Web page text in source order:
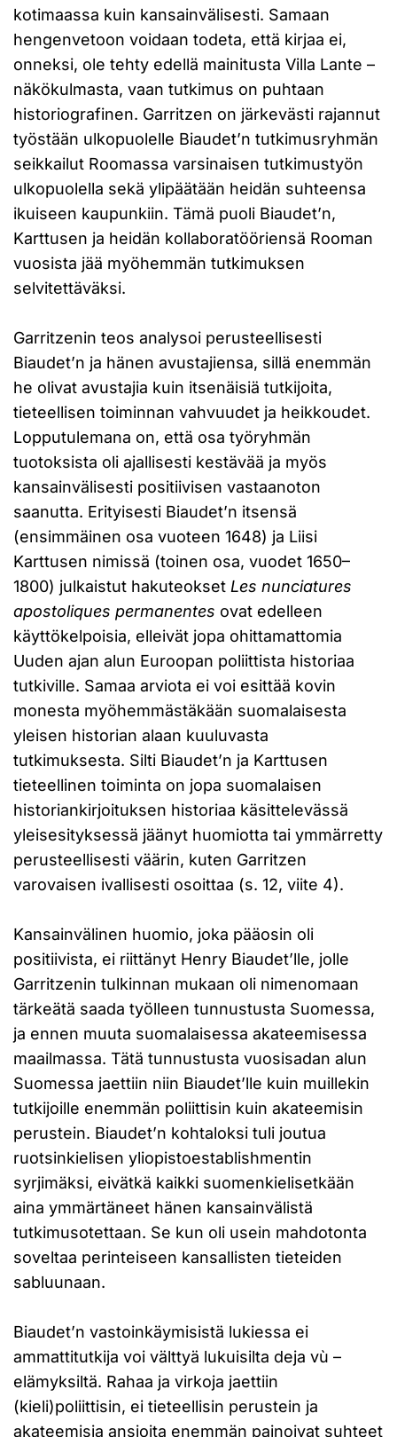
kotimaassa kuin kansainvälisesti. Samaan
hengenvetoon voidaan todeta, että kirjaa ei,
onneksi, ole tehty edellä mainitusta Villa Lante –
näkökulmasta, vaan tutkimus on puhtaan
historiografinen. Garritzen on järkevästi rajannut
työstään ulkopuolelle Biaudet’n tutkimusryhmän
seikkailut Roomassa varsinaisen tutkimustyön
ulkopuolella sekä ylipäätään heidän suhteensa
ikuiseen kaupunkiin. Tämä puoli Biaudet’n,
Karttusen ja heidän kollaboratööriensä Rooman
vuosista jää myöhemmän tutkimuksen
selvitettäväksi.
Garritzenin teos analysoi perusteellisesti
Biaudet’n ja hänen avustajiensa, sillä enemmän
he olivat avustajia kuin itsenäisiä tutkijoita,
tieteellisen toiminnan vahvuudet ja heikkoudet.
Lopputulemana on, että osa työryhmän
tuotoksista oli ajallisesti kestävää ja myös
kansainvälisesti positiivisen vastaanoton
saanutta. Erityisesti Biaudet’n itsensä
(ensimmäinen osa vuoteen 1648) ja Liisi
Karttusen nimissä (toinen osa, vuodet 1650–
1800) julkaistut hakuteokset Les nunciatures
apostoliques permanentes ovat edelleen
käyttökelpoisia, elleivät jopa ohittamattomia
Uuden ajan alun Euroopan poliittista historiaa
tutkiville. Samaa arviota ei voi esittää kovin
monesta myöhemmästäkään suomalaisesta
yleisen historian alaan kuuluvasta
tutkimuksesta. Silti Biaudet’n ja Karttusen
tieteellinen toiminta on jopa suomalaisen
historiankirjoituksen historiaa käsittelevässä
yleisesityksessä jäänyt huomiotta tai ymmärretty
perusteellisesti väärin, kuten Garritzen
varovaisen ivallisesti osoittaa (s. 12, viite 4).
Kansainvälinen huomio, joka pääosin oli
positiivista, ei riittänyt Henry Biaudet’lle, jolle
Garritzenin tulkinnan mukaan oli nimenomaan
tärkeätä saada työlleen tunnustusta Suomessa,
ja ennen muuta suomalaisessa akateemisessa
maailmassa. Tätä tunnustusta vuosisadan alun
Suomessa jaettiin niin Biaudet’lle kuin muillekin
tutkijoille enemmän poliittisin kuin akateemisin
perustein. Biaudet’n kohtaloksi tuli joutua
ruotsinkielisen yliopistoestablishmentin
syrjimäksi, eivätkä kaikki suomenkielisetkään
aina ymmärtäneet hänen kansainvälistä
tutkimusotettaan. Se kun oli usein mahdotonta
soveltaa perinteiseen kansallisten tieteiden
sabluunaan.
Biaudet’n vastoinkäymisistä lukiessa ei
ammattitutkija voi välttyä lukuisilta deja vù –
elämyksiltä. Rahaa ja virkoja jaettiin
(kieli)poliittisin, ei tieteellisin perustein ja
akateemisia ansioita enemmän painoivat suhteet